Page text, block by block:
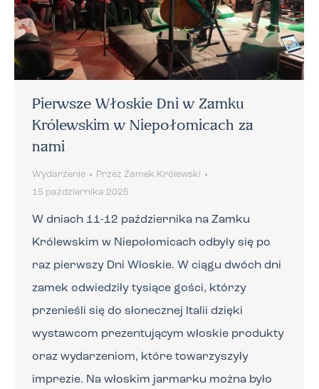
Pierwsze Włoskie Dni w Zamku
Królewskim w Niepołomicach za
nami
Wydarzenie Przez Zamek Królewski
15 października 2025
W dniach 11-12 października na Zamku
Królewskim w Niepołomicach odbyły się po
raz pierwszy Dni Włoskie. W ciągu dwóch dni
zamek odwiedziły tysiące gości, którzy
przenieśli się do słonecznej Italii dzięki
wystawcom prezentującym włoskie produkty
oraz wydarzeniom, które towarzyszyły
imprezie. Na włoskim jarmarku można było